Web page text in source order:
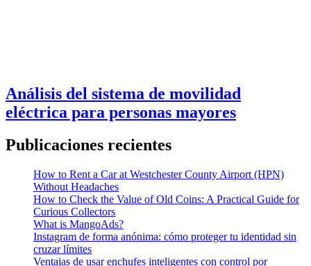
Análisis del sistema de movilidad
eléctrica para personas mayores
Publicaciones recientes
How to Rent a Car at Westchester County Airport (HPN)
Without Headaches
How to Check the Value of Old Coins: A Practical Guide for
Curious Collectors
What is MangoAds?
Instagram de forma anónima: cómo proteger tu identidad sin
cruzar límites
Ventajas de usar enchufes inteligentes con control por